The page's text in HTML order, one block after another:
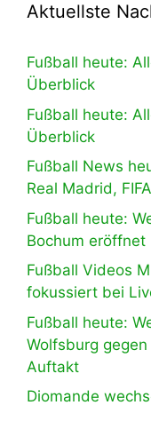
Aktuellste
Fußball heute:
Überblick
Fußball heute:
Überblick
Fußball News
Real Madrid,
Fußball heute:
Bochum eröffnet
Fußball Videos
fokussiert bei
Fußball heute:
Wolfsburg
Auftakt
Diomande